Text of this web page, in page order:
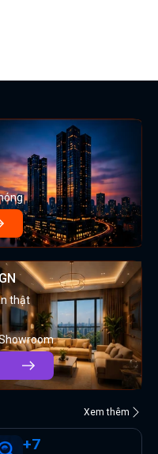
thật
Showroom
Xem thêm
+7